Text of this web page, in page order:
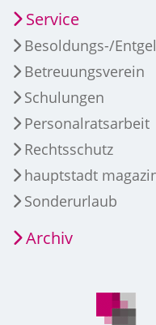
Service
Besoldungs-/
Betreuungsverein
Schulungen
Personalratsarbeit
Rechtsschutz
hauptstadt
Sonderurlaub
Archiv